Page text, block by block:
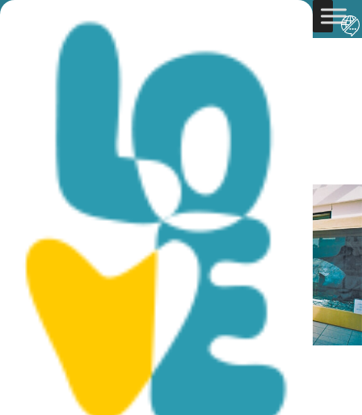
Home Discover Cyprus» Culture
»
Naturalnej
Cypryjskie Muzeum Historii
Naturalnej
Zlokalizowane na terenie browarów Carlsberg